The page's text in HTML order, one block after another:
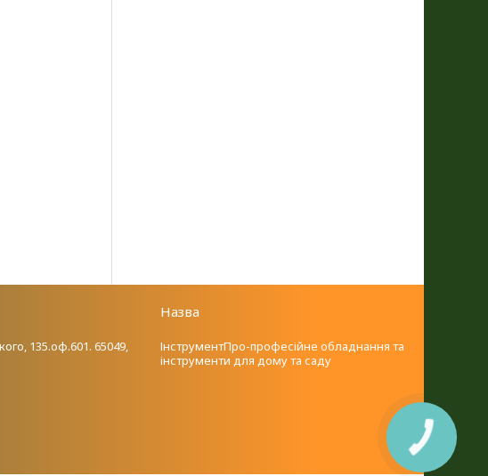
135.оф.601. 65049,
Назва
ІнструментПро-професійне обладнання та
інструменти для дому та саду